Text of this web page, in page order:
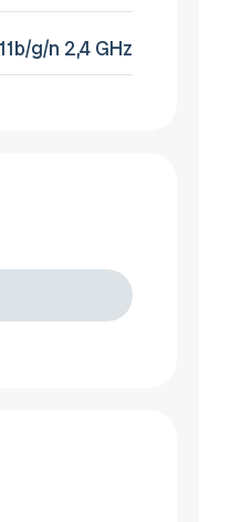
g/n 2,4 GHz